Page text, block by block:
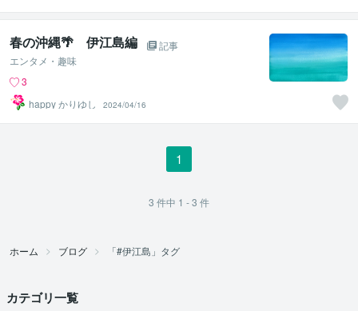
春の沖縄🌴 伊江島編
記事
エンタメ・趣味
3
happy かりゆし
2024/04/16
1
3 件中 1 - 3 件
ホーム ブログ 「#伊江島」タグ
カテゴリ一覧